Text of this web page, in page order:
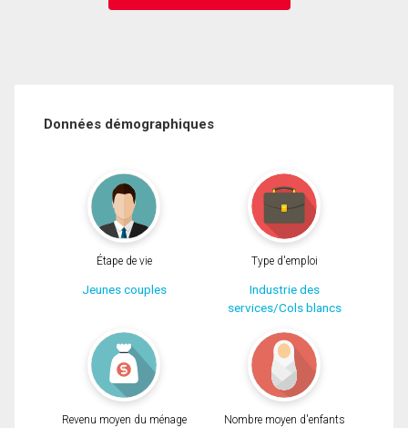
Données démographiques
Étape de vie
Jeunes couples
Type d'emploi
Industrie des
services/Cols blancs
Revenu moyen du ménage Nombre moyen d'enfants